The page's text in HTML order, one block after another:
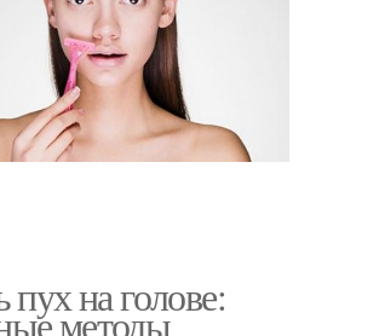
пух на голове:
методы